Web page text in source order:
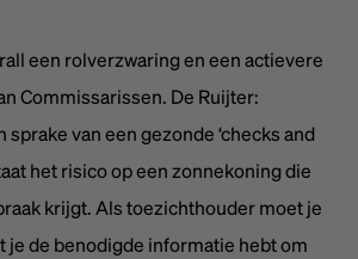
een rolverzwaring en een actievere
Commissarissen. De Ruijter:
sprake van een gezonde ‘checks and
het risico op een zonnekoning die
krijgt. Als toezichthouder moet je
je de benodigde informatie hebt om